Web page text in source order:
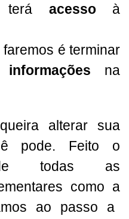
terá acesso à
é terminar
informações na
alterar sua
pode. Feito o
de todas as
como a
ao passo a